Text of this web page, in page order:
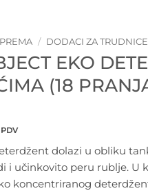
/ DODACI ZA
EKO
(18
dolazi u obliku
i učinkovito peru rublje. U
koncentriranog